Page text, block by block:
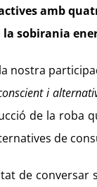
amb
sobirania
nostra
i
de la roba
de
de conversar